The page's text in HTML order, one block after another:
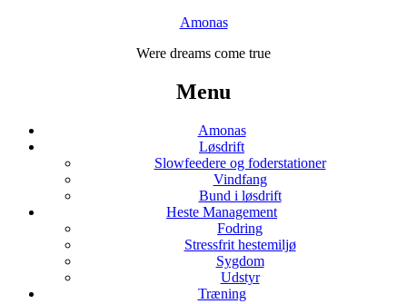
Amonas
Were dreams come true
Menu
Amonas
Løsdrift
Slowfeedere og foderstationer
Vindfang
Bund i løsdrift
Heste Management
Fodring
Stressfrit hestemiljø
Sygdom
Udstyr
Træning